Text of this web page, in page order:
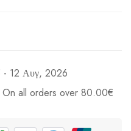
- 12 Αυγ, 2026
On all orders over 80.00€